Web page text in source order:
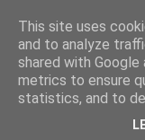
blogjava
This site uses
and to analyze
shared with
metrics to ensure
statistics, and to